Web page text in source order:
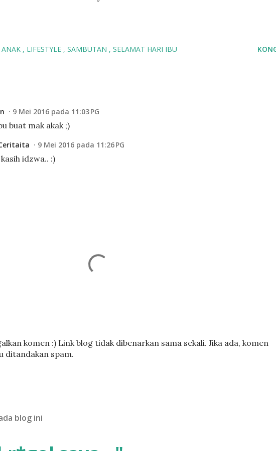
ANAK LIFESTYLE SAMBUTAN SELAMAT HARI IBU
9 Mei 2016 pada 11:03 PG
buat mak akak ;)
9 Mei 2016 pada 11:26 PG
idzwa.. :)
komen :) Link blog tidak dibenarkan sama sekali. Jika ada, komen
ditandakan spam.
blog ini